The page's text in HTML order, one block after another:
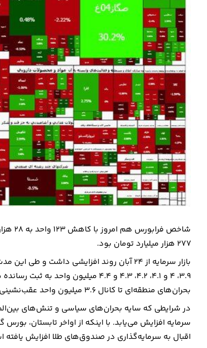
۲۷۷ هزار میلیارد تومان بود.
۳.۹، ۴ و ۴.۱، ۴.۲، ۴.۳ و ۴.۴ میلیون
بحران‌های منطقه‌ای تا کانال ۳.۶ میلیون واحد عقب‌نشینی کرد.
در شرایطی که سایه بحران‌های سیاسی و تنش‌های
سرمایه افزایش می‌یابد. با اینکه از اواخر تابستان،
اقبال به سرمایه‌گذاری در صندوق‌های طلا افزایش یافته